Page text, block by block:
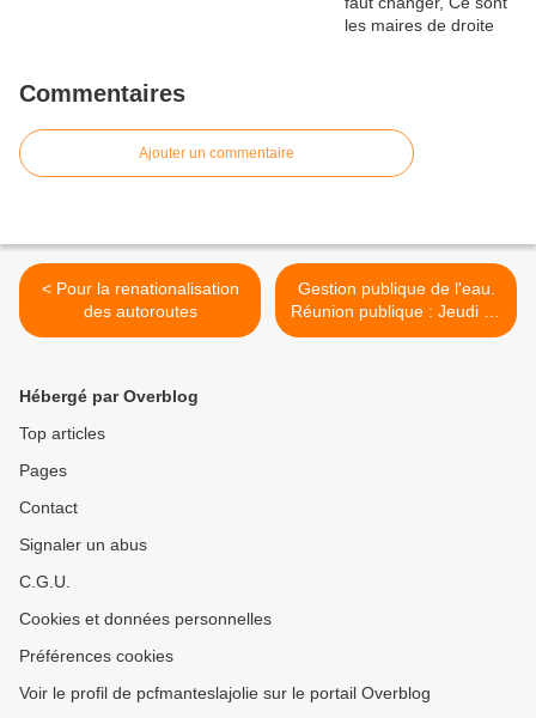
Commentaires
Ajouter un commentaire
< Pour la renationalisation
des autoroutes
Gestion publique de l'eau.
Réunion publique : Jeudi 24
mars 2022 à 18h - Agora
Hébergé par Overblog
Top articles
Pages
Contact
Signaler un abus
C.G.U.
Cookies et données personnelles
Préférences cookies
Voir le profil de pcfmanteslajolie sur le portail Overblog